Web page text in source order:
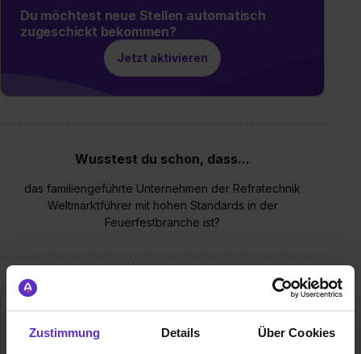
Zustimmung Details Über Cookies
Du möchtest neue Stellen automatisch
zugeschickt bekommen?
Jetzt aktivieren
Wusstest du schon, dass...
das familiengeführte Unternehmen der Refratechnik
Weltmarktführer mit hohen Standards in der
Feuerfestbranche ist?